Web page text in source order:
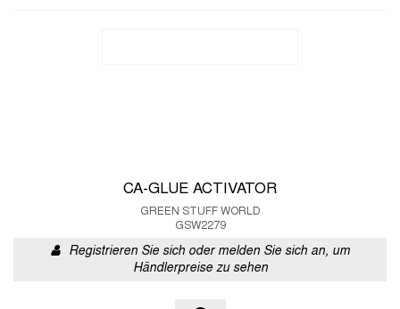
CA-GLUE ACTIVATOR
GREEN STUFF WORLD
GSW2279
Registrieren Sie sich oder melden Sie sich an, um
Händlerpreise zu sehen